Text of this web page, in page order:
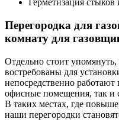
Герметизация стыков
Перегородка для
комнату для
Отдельно стоит
востребованы для
непосредственно
офисные помещения, так и
В таких местах, где
наши перегородки